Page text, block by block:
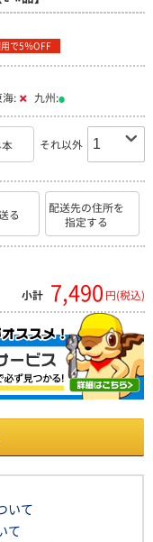
で5％OFF
: 九州:
それ以外
る
配送先の住所を
指定する
小計 7,490 円(税込)
いて
て